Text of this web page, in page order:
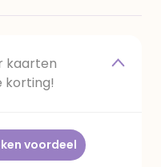
kaarten
korting!
voordeel